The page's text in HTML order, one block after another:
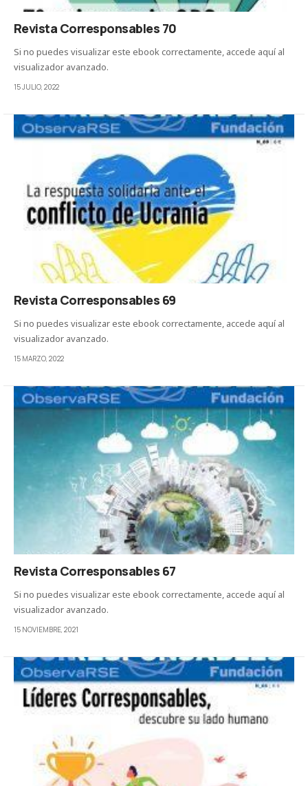
Revista Corresponsables 70
Si no puedes visualizar este ebook correctamente, accede aquí al
visualizador avanzado.
15 JULIO, 2022
Revista Corresponsables 69
Si no puedes visualizar este ebook correctamente, accede aquí al
visualizador avanzado.
15 MARZO, 2022
Revista Corresponsables 67
Si no puedes visualizar este ebook correctamente, accede aquí al
visualizador avanzado.
15 NOVIEMBRE, 2021